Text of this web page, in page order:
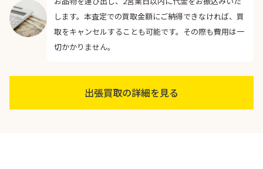
します。本査定での買取金額にご納得できなければ、買
取をキャンセルすることも可能です。その際も費用は一
切かかりません。
出張買取の詳細を見る